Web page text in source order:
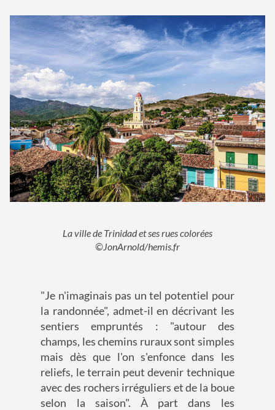
La ville de Trinidad et ses rues colorées
©JonArnold/hemis.fr
"Je n'imaginais pas un tel potentiel pour
la randonnée", admet-il en décrivant les
sentiers empruntés : "autour des
champs, les chemins ruraux sont simples
mais dès que l'on s'enfonce dans les
reliefs, le terrain peut devenir technique
avec des rochers irréguliers et de la boue
selon la saison". À part dans les